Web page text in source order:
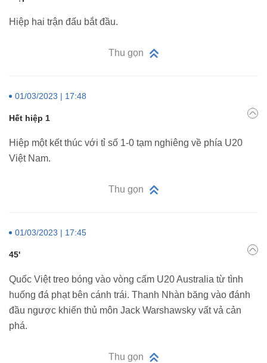
Hiệp hai trận đấu bắt đầu.
Thu gọn
01/03/2023 | 17:48
Hết hiệp 1
Hiệp một kết thúc với tỉ số 1-0 tạm nghiêng về phía U20
Việt Nam.
Thu gọn
01/03/2023 | 17:45
45'
Quốc Việt treo bóng vào vòng cấm U20 Australia từ tình
huống đá phạt bên cánh trái. Thanh Nhàn băng vào đánh
đầu ngược khiến thủ môn Jack Warshawsky vất vả cản
phá.
Thu gọn